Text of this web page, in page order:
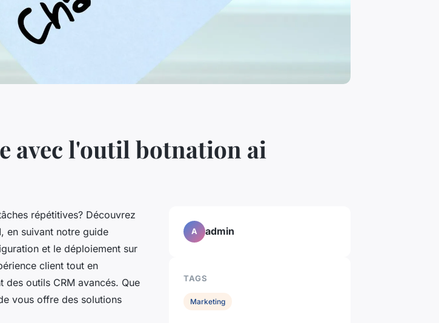
avec l'outil botnation ai
répétitives? Découvrez
en suivant notre guide
et le déploiement sur
client tout en
outils CRM avancés. Que
vous offre des solutions
A admin
TAGS
Marketing